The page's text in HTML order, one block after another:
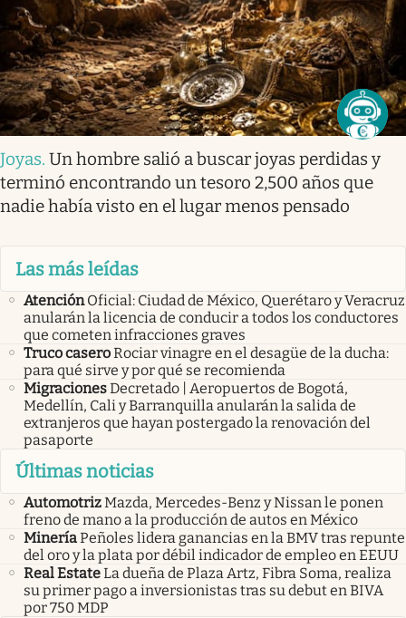
Joyas. Un hombre salió a buscar joyas perdidas y
terminó encontrando un tesoro 2,500 años que
nadie había visto en el lugar menos pensado
Las más leídas
Atención Oficial: Ciudad de México, Querétaro y Veracruz
anularán la licencia de conducir a todos los conductores
que cometen infracciones graves
Truco caseroRociar vinagre en el desagüe de la ducha:
para qué sirve y por qué se recomienda
MigracionesDecretado | Aeropuertos de Bogotá,
Medellín, Cali y Barranquilla anularán la salida de
extranjeros que hayan postergado la renovación del
pasaporte
Últimas noticias
AutomotrizMazda, Mercedes-Benz y Nissan le ponen
freno de mano a la producción de autos en México
MineríaPeñoles lidera ganancias en la BMV tras repunte
del oro y la plata por débil indicador de empleo en EEUU
Real EstateLa dueña de Plaza Artz, Fibra Soma, realiza
su primer pago a inversionistas tras su debut en BIVA
por 750 MDP